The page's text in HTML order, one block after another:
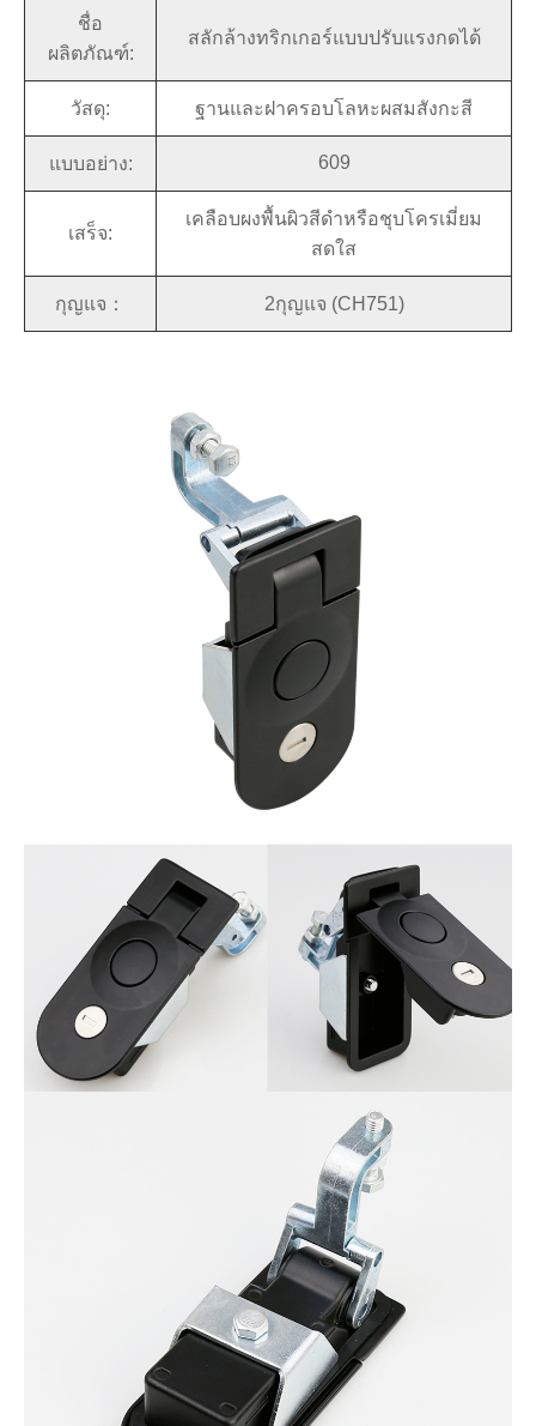
ชื่อ
ผลิตภัณฑ์:
สลักล้างทริกเกอร์แบบปรับแรงกดได้
วัสดุ: ฐานและฝาครอบโลหะผสมสังกะสี
แบบอย่าง: 609
เสร็จ:
เคลือบผงพื้นผิวสีดำหรือชุบโครเมี่ยม
สดใส
กุญแจ： 2กุญแจ (CH751)